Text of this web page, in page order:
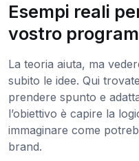
Esempi reali
vostro
La teoria aiuta, ma
subito le idee. Qui
prendere spunto e
l’obiettivo è capire la
immaginare come
brand.